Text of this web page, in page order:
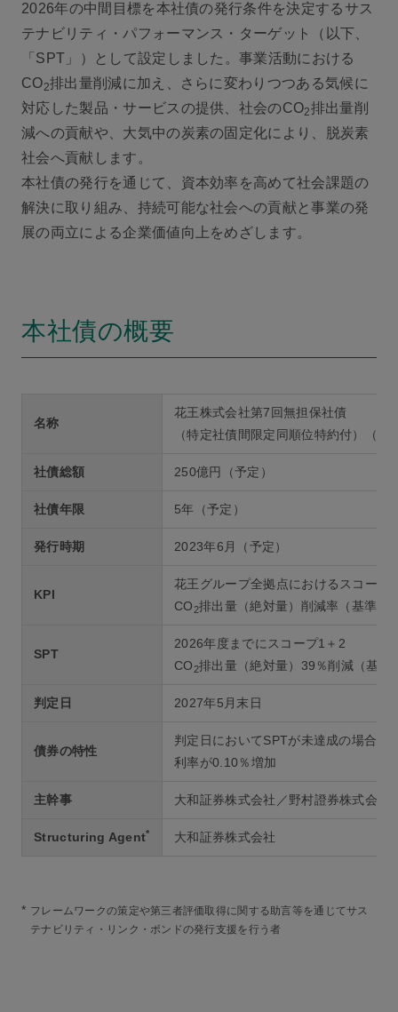
2026年の中間目標を本社債の発行条件を決定するサス
テナビリティ・パフォーマンス・ターゲット（以下、
「SPT」）として設定しました。事業活動における
CO2排出量削減に加え、さらに変わりつつある気候に
対応した製品・サービスの提供、社会のCO2排出量削
減への貢献や、大気中の炭素の固定化により、脱炭素
社会へ貢献します。
本社債の発行を通じて、資本効率を高めて社会課題の
解決に取り組み、持続可能な社会への貢献と事業の発
展の両立による企業価値向上をめざします。
本社債の概要
名称
花王株式会社第7回無担保社債
（特定社債間限定同順位特約付）（
社債総額 250億円（予定）
社債年限 5年（予定）
発行時期 2023年6月（予定）
KPI
花王グループ全拠点におけるスコープ
CO 2排出量（絶対量）削減率（基準年
SPT
2026年度までにスコープ1＋2
CO 2排出量（絶対量）39％削減（基準
判定日 2027年5月末日
債券の特性
判定日においてSPTが未達成の場合、
利率が0.10％増加
主幹事 大和証券株式会社／野村證券株式会
Structuring Agent* 大和証券株式会社
* フレームワークの策定や第三者評価取得に関する助言等を通じてサス
テナビリティ・リンク・ボンドの発行支援を行う者